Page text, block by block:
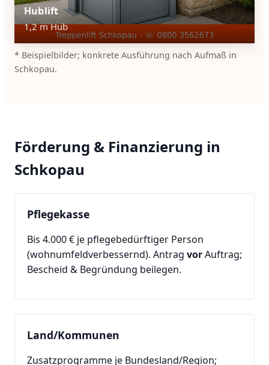
Hublift
1,2 m Hub
* Beispielbilder; konkrete Ausführung nach Aufmaß in
Schkopau.
Förderung & Finanzierung in
Schkopau
Pflegekasse
Bis 4.000 € je pflegebedürftiger Person
(wohnumfeldverbessernd). Antrag vorAuftrag;
Bescheid & Begründung beilegen.
Land/Kommunen
Zusatzprogramme je Bundesland/Region;